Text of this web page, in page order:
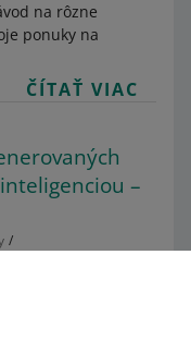
na rôzne
ponuky na
ČÍTAŤ VIAC
–
o umelej
transparentnosť
inteligenciou. Aby